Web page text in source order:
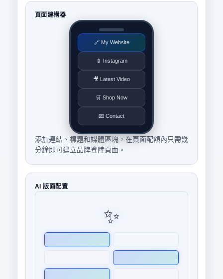
頁面建構器
🔗 My Website
📱 Instagram
🎥 Latest Video
🛒 Shop Now
📧 Contact
添加連結、標題和媒體區塊，在頁面配額內只需幾
分鐘即可建立品牌登陸頁面。
AI 版面配置
✨